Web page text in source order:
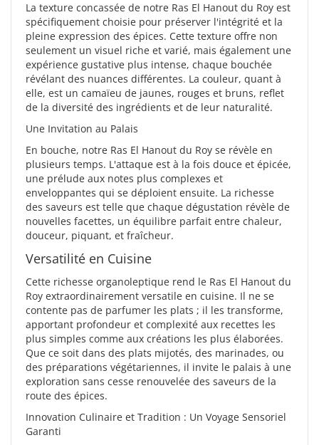
La texture concassée de notre Ras El Hanout du Roy est
spécifiquement choisie pour préserver l'intégrité et la
pleine expression des épices. Cette texture offre non
seulement un visuel riche et varié, mais également une
expérience gustative plus intense, chaque bouchée
révélant des nuances différentes. La couleur, quant à
elle, est un camaïeu de jaunes, rouges et bruns, reflet
de la diversité des ingrédients et de leur naturalité.
Une Invitation au Palais
En bouche, notre Ras El Hanout du Roy se révèle en
plusieurs temps. L'attaque est à la fois douce et épicée,
une prélude aux notes plus complexes et
enveloppantes qui se déploient ensuite. La richesse
des saveurs est telle que chaque dégustation révèle de
nouvelles facettes, un équilibre parfait entre chaleur,
douceur, piquant, et fraîcheur.
Versatilité en Cuisine
Cette richesse organoleptique rend le Ras El Hanout du
Roy extraordinairement versatile en cuisine. Il ne se
contente pas de parfumer les plats ; il les transforme,
apportant profondeur et complexité aux recettes les
plus simples comme aux créations les plus élaborées.
Que ce soit dans des plats mijotés, des marinades, ou
des préparations végétariennes, il invite le palais à une
exploration sans cesse renouvelée des saveurs de la
route des épices.
Innovation Culinaire et Tradition : Un Voyage Sensoriel
Garanti